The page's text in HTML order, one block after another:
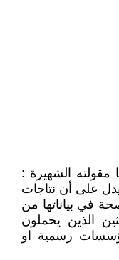
مقولته الشهيرة :
على أن نتاجات
في بياناتها من
الذين يحملون
رسمية او